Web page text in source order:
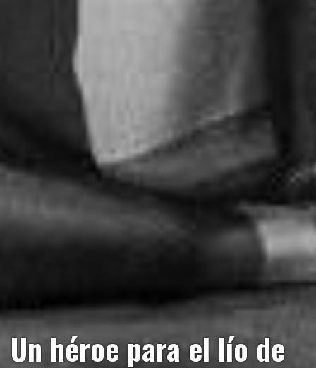
Un héroe para el lío de